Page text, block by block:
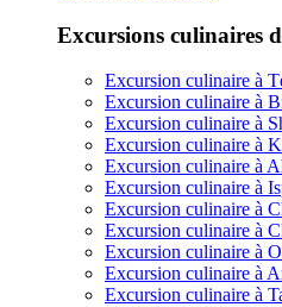
Excursions culinaires
Excursion culinaire à
Excursion culinaire à
Excursion culinaire à
Excursion culinaire à
Excursion culinaire à
Excursion culinaire à
Excursion culinaire à
Excursion culinaire à
Excursion culinaire à
Excursion culinaire à
Excursion culinaire à